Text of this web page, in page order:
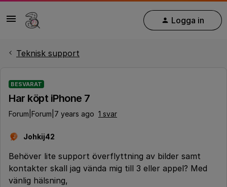
Logga in
Teknisk support
BESVARAT
Har köpt iPhone 7
Forum|Forum|7 years ago 1 svar
J Johkij42
Behöver lite support överflyttning av bilder samt
kontakter skall jag vända mig till 3 eller appel? Med
vänlig hälsning,